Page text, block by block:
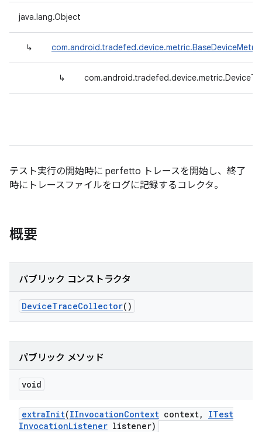
java.lang.Object
↳
↳
テスト実行の開始時に perfetto トレースを開始し、終了
時にトレースファイルをログに記録するコレクタ。
概要
パブリック コンストラクタ
DeviceTraceCollector()
パブリック メソッド
void
extraInit(IInvocationContext context,
ITest
InvocationListener listener)